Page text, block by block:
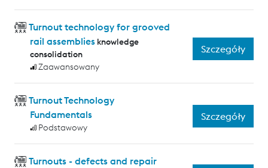
Turnout technology for grooved
rail assemblies knowledge
consolidation
Zaawansowany
Szczegóły
Turnout Technology
Fundamentals
Podstawowy
Szczegóły
Turnouts - defects and repair